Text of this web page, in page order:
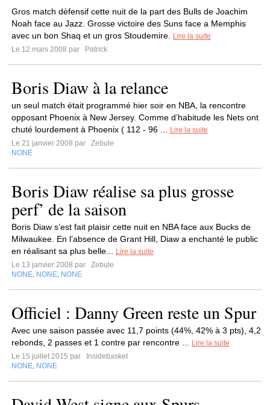
Gros match dèfensif cette nuit de la part des Bulls de Joachim
Noah face au Jazz. Grosse victoire des Suns face a Memphis
avec un bon Shaq et un gros Stoudemire.
Lire la suite
Le 12 mars 2008 par
Patrick
Boris Diaw à la relance
un seul match était programmé hier soir en NBA, la rencontre
opposant Phoenix à New Jersey. Comme d’habitude les Nets ont
chuté lourdement à Phoenix ( 112 - 96 ...
Lire la suite
Le 21 janvier 2008 par
Zebule
NONE
Boris Diaw réalise sa plus grosse
perf’ de la saison
Boris Diaw s’est fait plaisir cette nuit en NBA face aux Bucks de
Milwaukee. En l’absence de Grant Hill, Diaw a enchanté le public
en réalisant sa plus belle...
Lire la suite
Le 13 janvier 2008 par
Zebule
NONE NONE NONE
Officiel : Danny Green reste un Spur
Avec une saison passée avec 11,7 points (44%, 42% à 3 pts), 4,2
rebonds, 2 passes et 1 contre par rencontre ...
Lire la suite
Le 15 juillet 2015 par
Insidebasket
NONE NONE